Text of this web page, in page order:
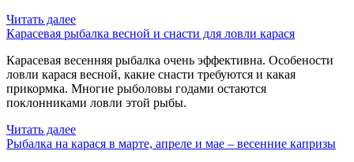
Читать далее
Карасевая рыбалка весной и снасти для ловли карася
Карасевая весенняя рыбалка очень эффективна. Особености
ловли карася весной, какие снасти требуются и какая
прикормка. Многие рыболовы годами остаются
поклонниками ловли этой рыбы.
Читать далее
Рыбалка на карася в марте, апреле и мае – весенние капризы